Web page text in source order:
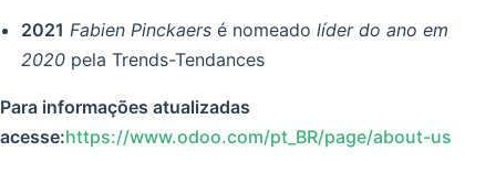
2021 Fabien Pinckaers é nomeadolíder do ano em
2020 pela Trends-Tendances
Para informações atualizadas
acesse:https://www.odoo.com/pt_BR/page/about-us